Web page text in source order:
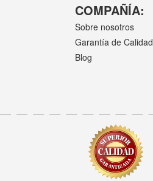
COMPAÑÍA:
Sobre nosotros
Garantía de Calidad
Blog